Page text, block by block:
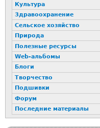
Культура
Здравоохранение
Сельское хозяйство
Природа
Полезные ресурсы
Web-альбомы
Блоги
Творчество
Подшивки
Форум
Последние материалы